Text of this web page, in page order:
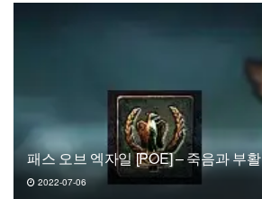
패스 오브 엑자일 [POE] – 죽음과 부활
2022-07-06